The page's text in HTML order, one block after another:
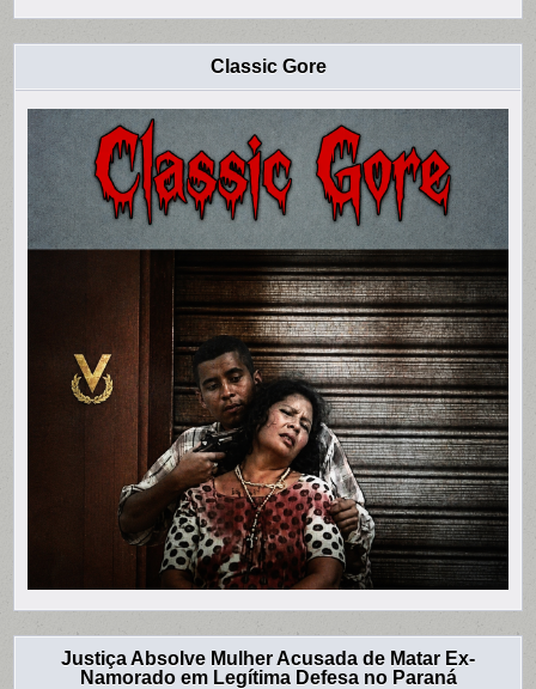
Classic Gore
Justiça Absolve Mulher Acusada de Matar Ex-
Namorado em Legítima Defesa no Paraná